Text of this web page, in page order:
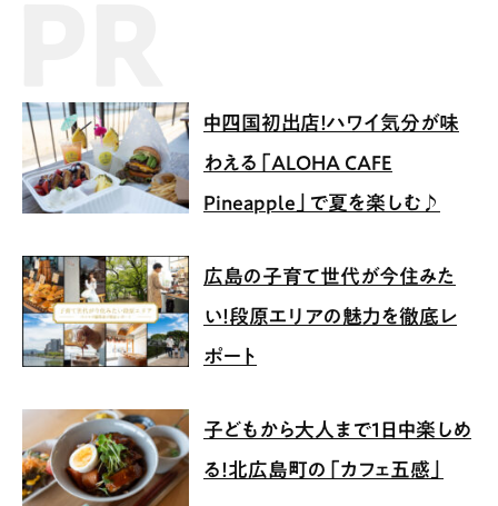
中四国初出店！ハワイ気分が味
わえる「ALOHA CAFE
Pineapple」で夏を楽しむ♪
広島の子育て世代が今住みた
い！段原エリアの魅力を徹底レ
ポート
子どもから大人まで1日中楽しめ
る！北広島町の「カフェ五感」